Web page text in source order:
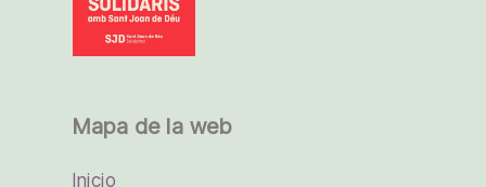
Mapa de la web
Inicio